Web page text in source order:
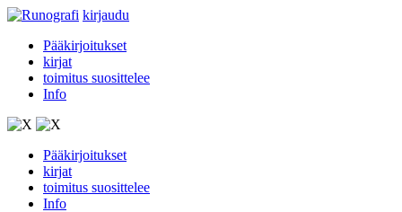
kirjaudu
Pääkirjoitukset
kirjat
toimitus suosittelee
Info
Pääkirjoitukset
kirjat
toimitus suosittelee
Info